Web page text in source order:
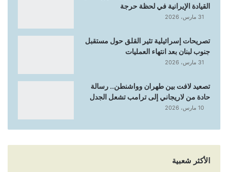
القيادة الإيرانية في لحظة حرجة
31 مارس، 2026
تصريحات إسرائيلية تثير القلق حول مستقبل
جنوب لبنان بعد انتهاء العمليات
31 مارس، 2026
تصعيد لافت بين طهران وواشنطن.. رسالة
حادة من لاريجاني إلى ترامب تشعل الجدل
10 مارس، 2026
الأكثر شعبية